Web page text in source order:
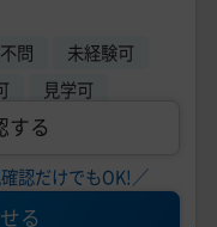
問
未経験可
見学可
する
確認だけでもOK!／
る